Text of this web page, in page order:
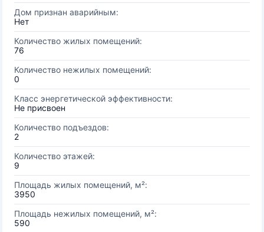
Дом признан аварийным:
Нет
Количество жилых помещений:
76
Количество нежилых помещений:
0
Класс энергетической эффективности:
Не присвоен
Количество подъездов:
2
Количество этажей:
9
Площадь жилых помещений, м²:
3950
Площадь нежилых помещений, м²:
590